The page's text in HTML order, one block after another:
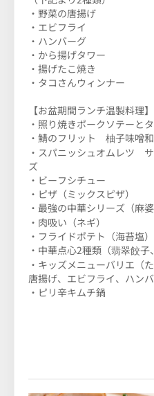
・野菜の唐揚げ
・エビフライ
・ハンバーグ
・から揚げタワー
・揚げたこ焼き
・タコさんウィンナー
【お盆期間ランチ温製料理】
・照り焼きポークソテーと
・鯖のフリット 柚子味噌和
・スパニッシュオムレツ
ズ
・ビーフシチュー
・ピザ（ミックスピザ）
・最強の中華シリーズ（麻
・肉吸い（ネギ）
・フライドポテト（海苔塩）
・中華点心2種類（翡翠餃子
・キッズメニューバリエ（
唐揚げ、エビフライ、ハン
・ピリ辛キムチ鍋